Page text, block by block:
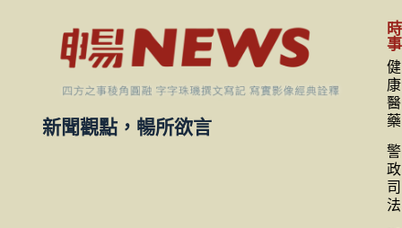
新聞觀點，暢所欲言
時
事
健
康
醫
藥
警
政
司
法